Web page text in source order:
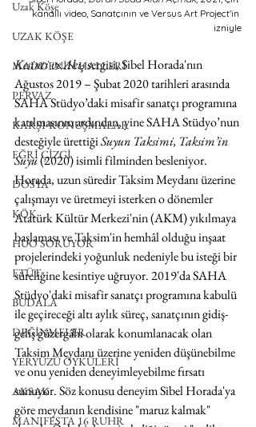
Uzak Köşe
UZAK KÖŞE
MADDENİN HALLERİ
PERVAZ
KARŞI-KONUŞMALAR
EĞRİ ÇİZGİ
DOSYA
KÖK
HUO SORUYOR
ETÜT
BUDALA
DEĞİNMELER
YERYÜZÜ ÖYKÜLERİ
AKSAK
MANIFESTA 16 RUHR
kanallı video, Sanatçının ve Versus Art Project'in
izniyle
Kesinti ve Akış sergisi, Sibel Horada'nın
Ağustos 2019 – Şubat 2020 tarihleri arasında
SAHA Stüdyo’daki misafir sanatçı programına
katılmasının ardından, yine SAHA Stüdyo’nun
desteğiyle ürettiği Suyun Taksimi, Taksim’in
Suyu (2020) isimli filminden besleniyor.
Horada, uzun süredir Taksim Meydanı üzerine
çalışmayı ve üretmeyi isterken o dönemler
Atatürk Kültür Merkezi'nin (AKM) yıkılmaya
başlaması ve Taksim'in hemhâl olduğu inşaat
projelerindeki yoğunluk nedeniyle bu isteği bir
süreliğine kesintiye uğruyor. 2019'da SAHA
Stüdyo'daki misafir sanatçı programına kabulü
ile geçireceği altı aylık süreç, sanatçının gidiş-
geliş güzergâhı olarak konumlanacak olan
Taksim Meydanı üzerine yeniden düşünebilme
ve onu yeniden deneyimleyebilme fırsatı
sunuyor. Söz konusu deneyim Sibel Horada'ya
göre meydanın kendisine "maruz kalmak"